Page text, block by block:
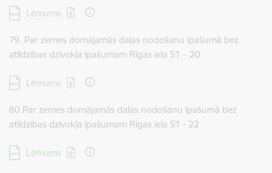
Lejupielādēt:
Lēmums
79. Par zemes domājamās daļas nodošanu īpašumā bez
atlīdzības dzīvokļa īpašumam Rīgas iela 51 – 20
Lejupielādēt:
Lēmums
80.Par zemes domājamās daļas nodošanu īpašumā bez
atlīdzības dzīvokļa īpašumam Rīgas iela 51 - 22
Lejupielādēt:
Lēmums